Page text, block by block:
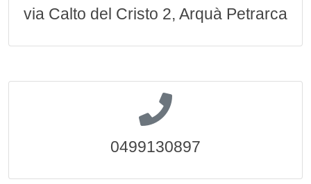
via Calto del Cristo 2, Arquà Petrarca
0499130897